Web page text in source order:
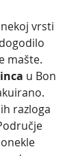
vrsti
mašte.
u Bon
razloga